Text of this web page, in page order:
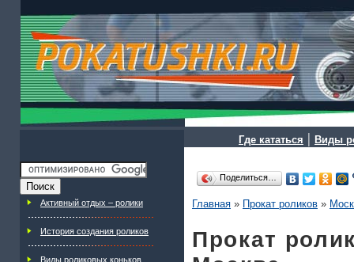
Где кататься | Виды
Активный отдых – ролики
История создания роликов
Виды роликовых коньков
Поделиться…
Главная » Прокат роликов »
Прокат